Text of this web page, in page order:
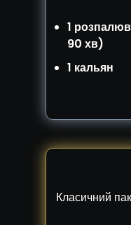
1
90 хв)
1 кальян
Класичний